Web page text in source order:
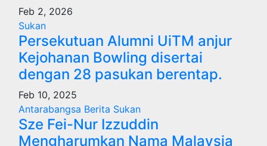
Feb 2, 2026
Sukan
Persekutuan Alumni UiTM anjur
Kejohanan Bowling disertai
dengan 28 pasukan berentap.
Feb 10, 2025
Antarabangsa Berita Sukan
Sze Fei-Nur Izzuddin
Mengharumkan Nama Malaysia